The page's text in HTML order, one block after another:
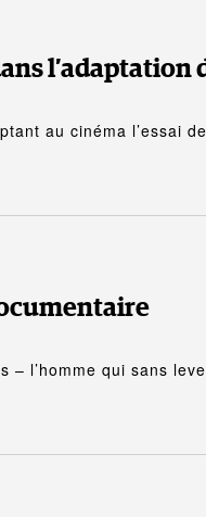
l’adaptation
au cinéma l’essai de
– l’homme qui sans